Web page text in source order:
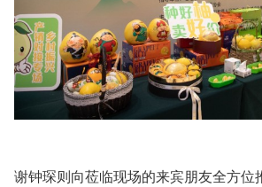
谢钟琛则向莅临现场的来宾朋友全方位